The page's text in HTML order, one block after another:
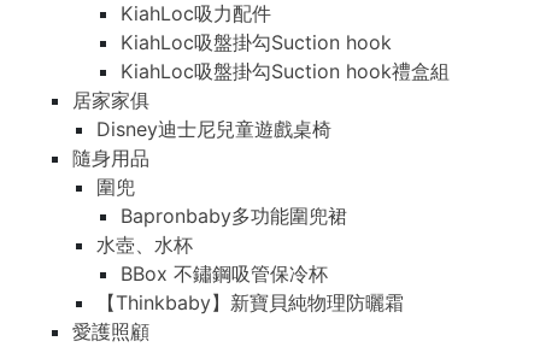
KiahLoc吸力配件
KiahLoc吸盤掛勾Suction hook
KiahLoc吸盤掛勾Suction hook禮盒組
居家家俱
Disney迪士尼兒童遊戲桌椅
隨身用品
圍兜
Bapronbaby多功能圍兜裙
水壺、水杯
BBox 不鏽鋼吸管保冷杯
【Thinkbaby】新寶貝純物理防曬霜
愛護照顧